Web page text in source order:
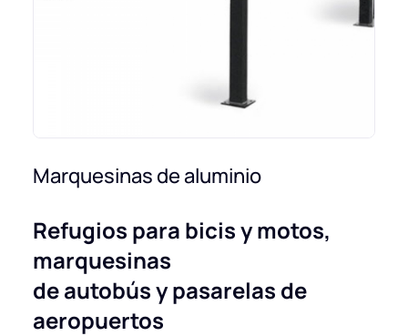
Marquesinas de aluminio
Refugios para bicis y motos,
marquesinas
de autobús y pasarelas de
aeropuertos